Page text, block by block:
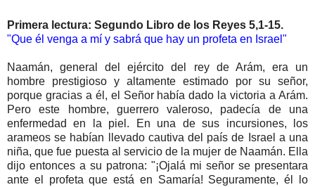
Primera lectura: Segundo Libro de los Reyes 5,1-15.
"Que él venga a mí y sabrá que hay un profeta en Israel"
Naamán, general del ejército del rey de Arám, era un
hombre prestigioso y altamente estimado por su señor,
porque gracias a él, el Señor había dado la victoria a Arám.
Pero este hombre, guerrero valeroso, padecía de una
enfermedad en la piel. En una de sus incursiones, los
arameos se habían llevado cautiva del país de Israel a una
niña, que fue puesta al servicio de la mujer de Naamán. Ella
dijo entonces a su patrona: "¡Ojalá mi señor se presentara
ante el profeta que está en Samaría! Seguramente, él lo